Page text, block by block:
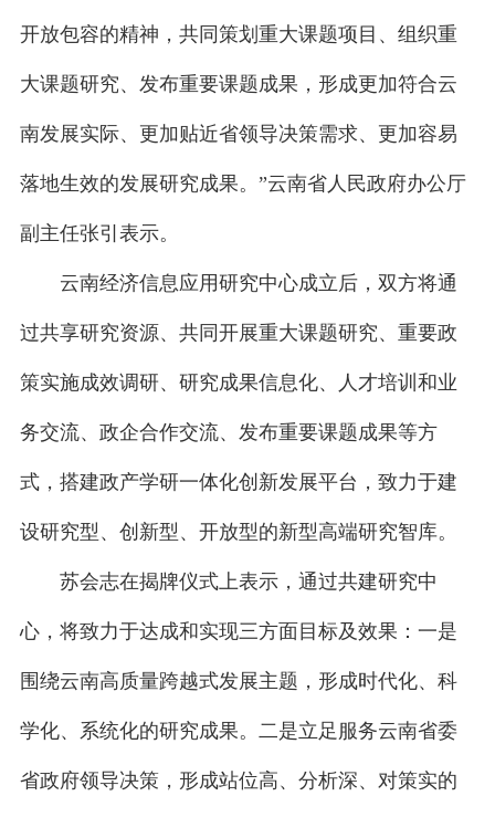
开放包容的精神，共同策划重大课题项目、组织重
大课题研究、发布重要课题成果，形成更加符合云
南发展实际、更加贴近省领导决策需求、更加容易
落地生效的发展研究成果。”云南省人民政府办公厅
副主任张引表示。
云南经济信息应用研究中心成立后，双方将通
过共享研究资源、共同开展重大课题研究、重要政
策实施成效调研、研究成果信息化、人才培训和业
务交流、政企合作交流、发布重要课题成果等方
式，搭建政产学研一体化创新发展平台，致力于建
设研究型、创新型、开放型的新型高端研究智库。
苏会志在揭牌仪式上表示，通过共建研究中
心，将致力于达成和实现三方面目标及效果：一是
围绕云南高质量跨越式发展主题，形成时代化、科
学化、系统化的研究成果。二是立足服务云南省委
省政府领导决策，形成站位高、分析深、对策实的